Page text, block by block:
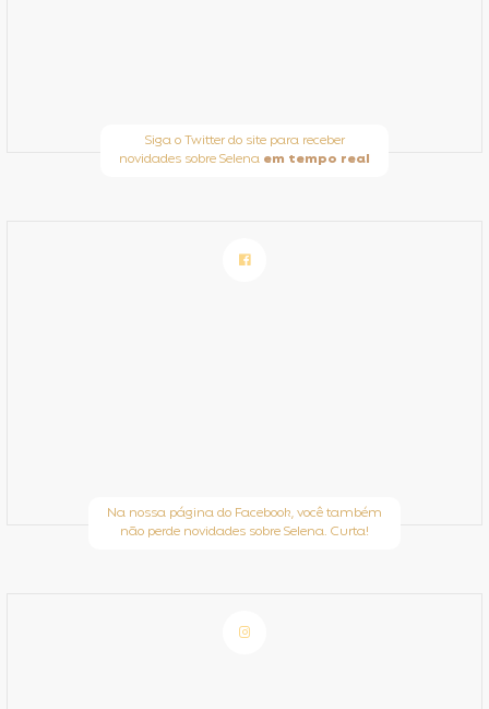
Siga o Twitter do site para receber
novidades sobre Selena em tempo real
Na nossa página do Facebook, você também
não perde novidades sobre Selena. Curta!